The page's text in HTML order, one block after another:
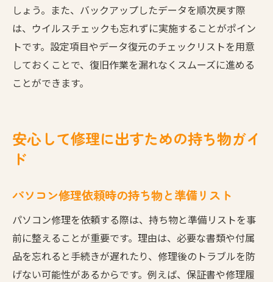
しょう。また、バックアップしたデータを順次戻す際
は、ウイルスチェックも忘れずに実施することがポイン
トです。設定項目やデータ復元のチェックリストを用意
しておくことで、復旧作業を漏れなくスムーズに進める
ことができます。
安心して修理に出すための持ち物ガイ
ド
パソコン修理依頼時の持ち物と準備リスト
パソコン修理を依頼する際は、持ち物と準備リストを事
前に整えることが重要です。理由は、必要な書類や付属
品を忘れると手続きが遅れたり、修理後のトラブルを防
げない可能性があるからです。例えば、保証書や修理履